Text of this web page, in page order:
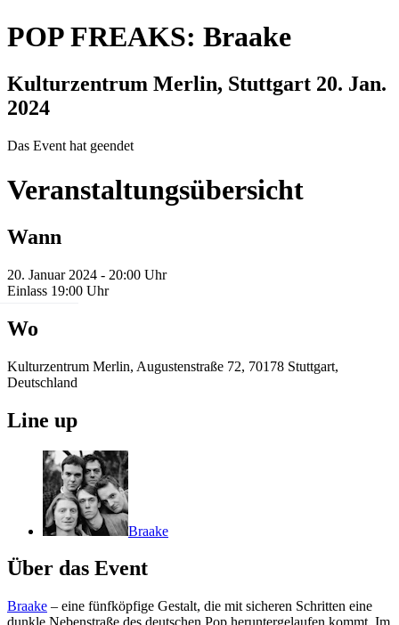
POP FREAKS: Braake
Kulturzentrum Merlin, Stuttgart 20. Jan.
2024
Das Event hat geendet
Veranstaltungsübersicht
Wann
20. Januar 2024 - 20:00 Uhr
Einlass 19:00 Uhr
Wo
Kulturzentrum Merlin, Augustenstraße 72, 70178 Stuttgart,
Deutschland
Line up
Braake
Über das Event
Braake – eine fünfköpfige Gestalt, die mit sicheren Schritten eine